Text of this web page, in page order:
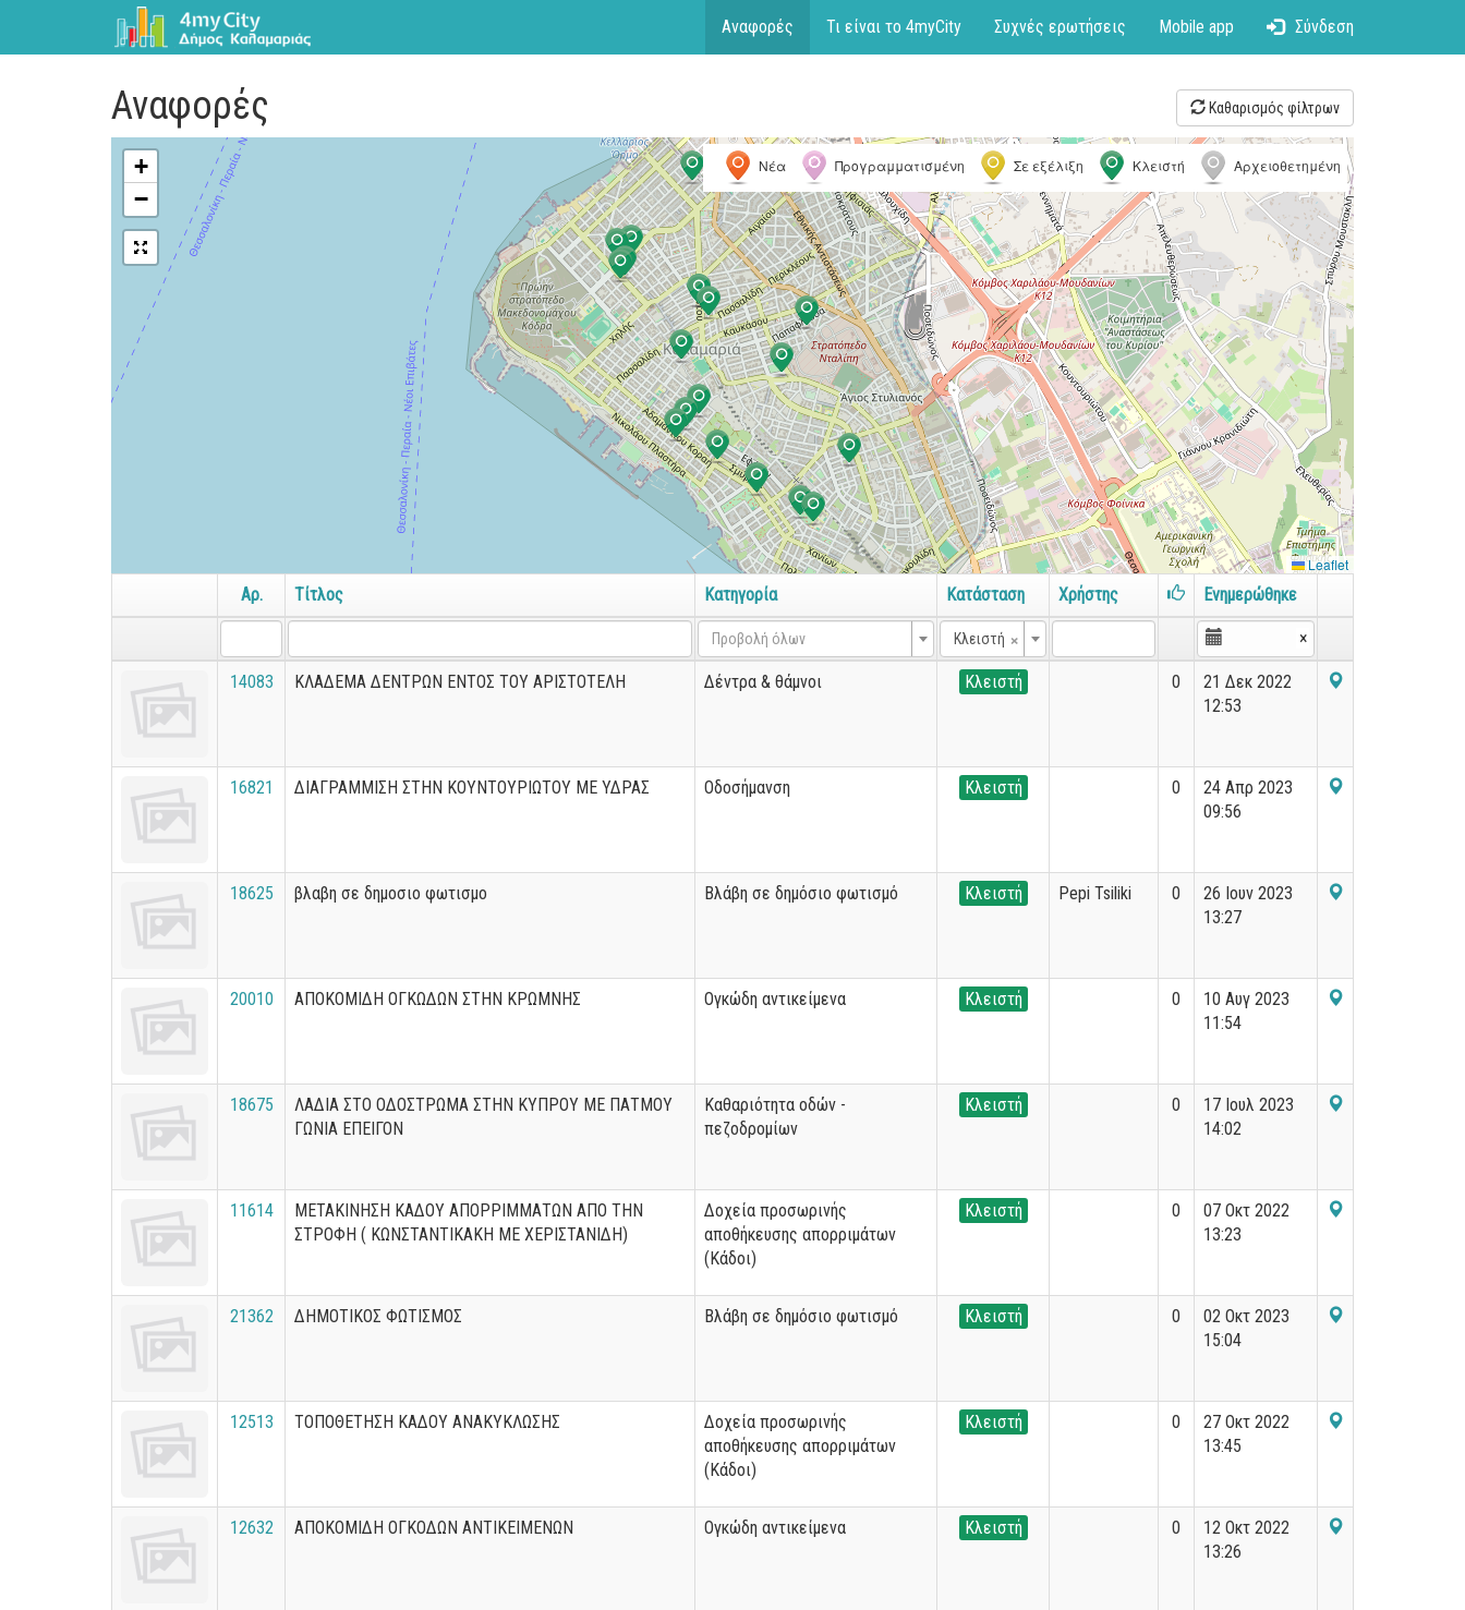
Αναφορές Τι είναι το 4myCity Συχνές ερωτήσεις Mobile app Σύνδεση
Αναφορές Καθαρισμός φίλτρων
+
−
Νέα Προγραμματισμένη Σε εξέλιξη Κλειστή Αρχειοθετημένη
Leaflet
Αρ. Τίτλος Κατηγορία Κατάσταση Χρήστης Ενημερώθηκε
Προβολή όλων ×
Κλειστή ×
14083 ΚΛΑΔΕΜΑ ΔΕΝΤΡΩΝ ΕΝΤΟΣ ΤΟΥ ΑΡΙΣΤΟΤΕΛΗ Δέντρα & θάμνοι Κλειστή 0
21 Δεκ 2022
12:53
16821 ΔΙΑΓΡΑΜΜΙΣΗ ΣΤΗΝ ΚΟΥΝΤΟΥΡΙΩΤΟΥ ΜΕ ΥΔΡΑΣ Οδοσήμανση Κλειστή 0
24 Απρ 2023
09:56
18625 βλαβη σε δημοσιο φωτισμο Βλάβη σε δημόσιο φωτισμό Κλειστή Pepi Tsiliki 0
26 Ιουν 2023
13:27
20010 ΑΠΟΚΟΜΙΔΗ ΟΓΚΩΔΩΝ ΣΤΗΝ ΚΡΩΜΝΗΣ Ογκώδη αντικείμενα Κλειστή 0
10 Αυγ 2023
11:54
18675
ΛΑΔΙΑ ΣΤΟ ΟΔΟΣΤΡΩΜΑ ΣΤΗΝ ΚΥΠΡΟΥ ΜΕ ΠΑΤΜΟΥ
ΓΩΝΙΑ ΕΠΕΙΓΟΝ
Καθαριότητα οδών -
πεζοδρομίων
Κλειστή 0
17 Ιουλ 2023
14:02
11614
ΜΕΤΑΚΙΝΗΣΗ ΚΑΔΟΥ ΑΠΟΡΡΙΜΜΑΤΩΝ ΑΠΟ ΤΗΝ
ΣΤΡΟΦΗ ( ΚΩΝΣΤΑΝΤΙΚΑΚΗ ΜΕ ΧΕΡΙΣΤΑΝΙΔΗ)
Δοχεία προσωρινής
αποθήκευσης απορριμάτων
(Κάδοι)
Κλειστή 0
07 Οκτ 2022
13:23
21362 ΔΗΜΟΤΙΚΟΣ ΦΩΤΙΣΜΟΣ Βλάβη σε δημόσιο φωτισμό Κλειστή 0
02 Οκτ 2023
15:04
12513 ΤΟΠΟΘΕΤΗΣΗ ΚΑΔΟΥ ΑΝΑΚΥΚΛΩΣΗΣ
Δοχεία προσωρινής
αποθήκευσης απορριμάτων
(Κάδοι)
Κλειστή 0
27 Οκτ 2022
13:45
12632 ΑΠΟΚΟΜΙΔΗ ΟΓΚΟΔΩΝ ΑΝΤΙΚΕΙΜΕΝΩΝ Ογκώδη αντικείμενα Κλειστή 0
12 Οκτ 2022
13:26